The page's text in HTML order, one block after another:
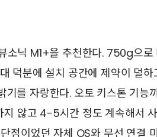
소닉 M1+을 추천한다. 750g으로
덕분에 설치 공간에 제약이 덜
를 자랑한다. 오토 키스톤 기능
지 않고 4-5시간 정도 계속해서
점이었던 자체 OS와 무선 연결